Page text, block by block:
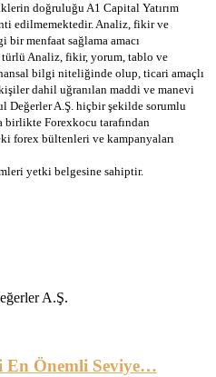
doğruluğu A1 Capital Yatırım
edilmemektedir. Analiz, fikir ve
menfaat sağlama amacı
türlü Analiz, fikir, yorum, tablo ve
bilgi niteliğinde olup, ticari amaçlı
dahil uğranılan maddi ve manevi
Değerler A.Ş. hiçbir şekilde sorumlu
birlikte Forexkocu tarafından
forex bültenleri ve kampanyaları
yetki belgesine sahiptir.
A.Ş.
En Önemli Seviye…